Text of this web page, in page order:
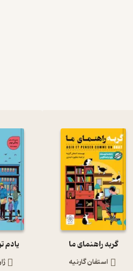
گربه راهنمای ما
استفان گارنیه
یادم